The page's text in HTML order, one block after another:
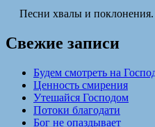
Песни хвалы и
Свежие записи
Будем смотреть на
Ценность смирения
Утешайся Господом
Потоки благодати
Бог не опаздывает